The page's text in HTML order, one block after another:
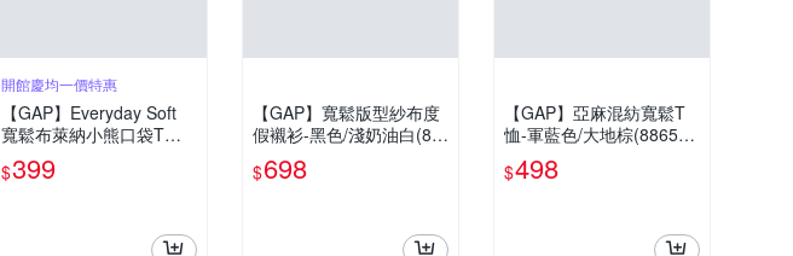
開館慶均一價特惠
【GAP】Everyday Soft
寬鬆布萊納小熊口袋T恤-
粉色/玉米黃/制服深藍/亮
白/黑色(895169)
$399
【GAP】寬鬆版型紗布度
假襯衫-黑色/淺奶油白(89
4247)
$698
【GAP】亞麻混紡寬鬆T
恤-軍藍色/大地棕(88658
$498